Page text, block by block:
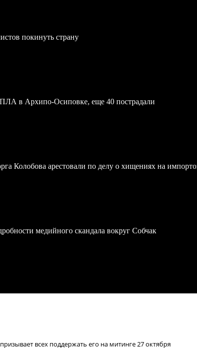
покинуть страну
в Архипо-Осиповке, еще 40 пострадали
Колобова арестовали по делу о хищениях на
медийного скандала вокруг Собчак
всех поддержать его на митинге 27 октября